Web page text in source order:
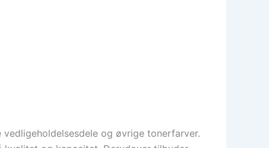
og øvrige tonerfarver.